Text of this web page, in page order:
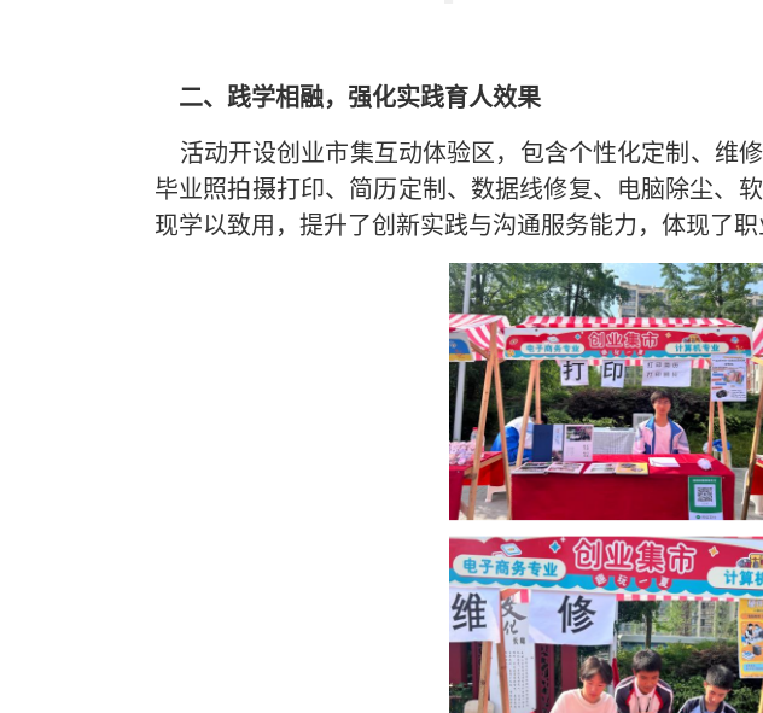
二、践学相融，强化实践育人效果
活动开设创业市集互动体验区，包含个性化定制、维
毕业照拍摄打印、简历定制、数据线修复、电脑除尘、
现学以致用，提升了创新实践与沟通服务能力，体现了职